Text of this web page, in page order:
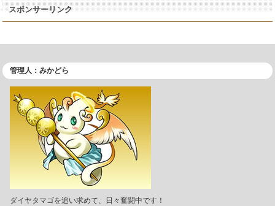
スポンサーリンク
管理人：みかどら
ダイヤタマゴを追い求めて、日々奮闘中です！